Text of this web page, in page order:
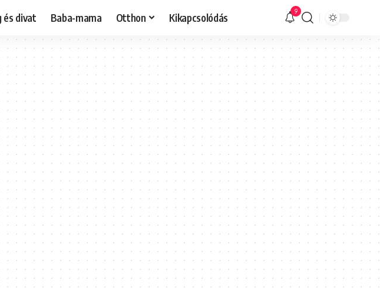
és divat Baba-mama Otthon Kikapcsolódás 9